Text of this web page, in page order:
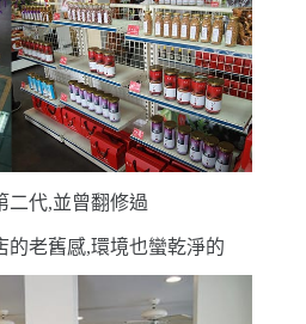
二代,並曾翻修過
的老舊感,環境也蠻乾淨的